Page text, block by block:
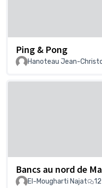
Ping & Pong
Hanoteau Jean-
Bancs au nord de
El-Mougharti Najat
12